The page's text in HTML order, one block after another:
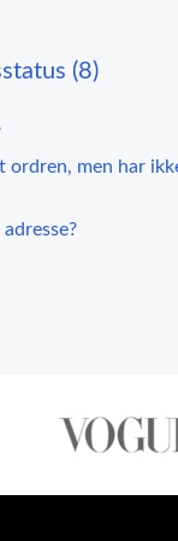
(8)
ordren, men har